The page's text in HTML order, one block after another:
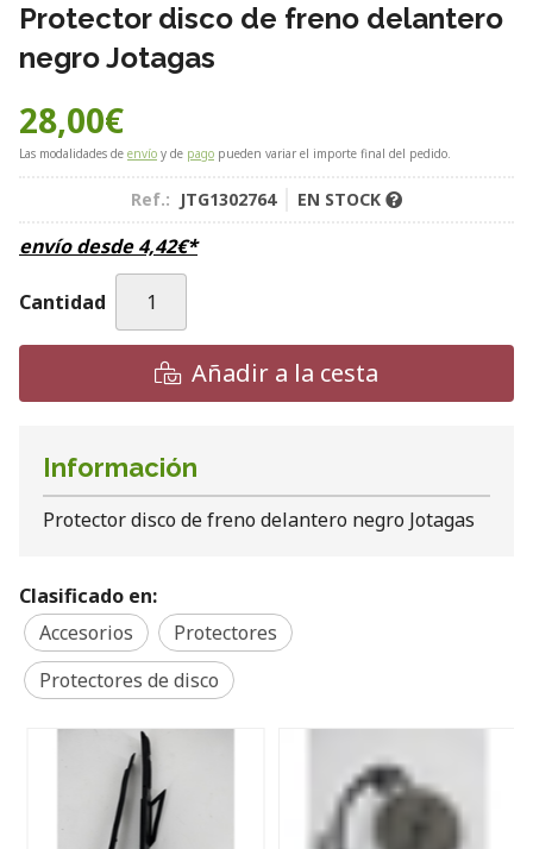
Protector disco de freno delantero
negro Jotagas
28,00€
Las modalidades de envío y de pago pueden variar el importe final del pedido.
Ref.: JTG1302764 EN STOCK
envío desde4,42€*
Cantidad
Añadir a la cesta
Información
Protector disco de freno delantero negro Jotagas
Clasificado en:
Accesorios
Protectores
Protectores de disco